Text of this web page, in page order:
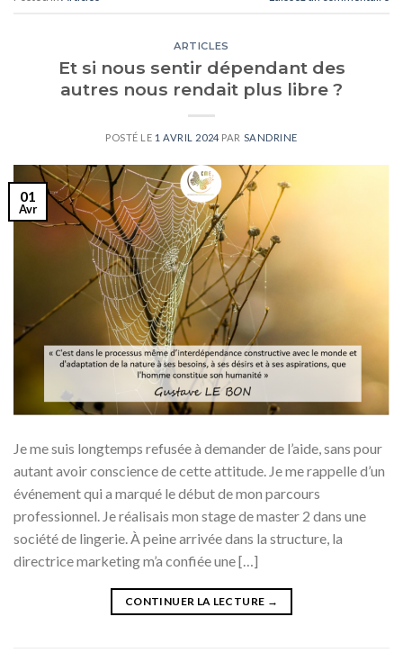
ARTICLES
Et si nous sentir dépendant des
autres nous rendait plus libre ?
POSTÉ LE 1 AVRIL 2024 PAR SANDRINE
01
Avr
Je me suis longtemps refusée à demander de l’aide, sans pour
autant avoir conscience de cette attitude. Je me rappelle d’un
événement qui a marqué le début de mon parcours
professionnel. Je réalisais mon stage de master 2 dans une
société de lingerie. À peine arrivée dans la structure, la
directrice marketing m’a confiée une […]
CONTINUER LA LECTURE →